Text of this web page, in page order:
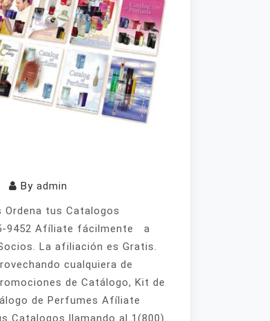
By admin
Ordena tus Catalogos
9452 Afíliate fácilmente a
La afiliación es Gratis.
cualquiera de
de Catálogo, Kit de
de Perfumes Afíliate
Catalogos llamando al 1(800)